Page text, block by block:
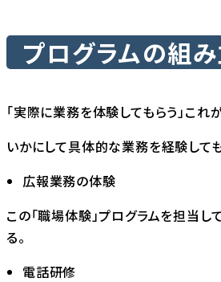
プログラムの組
「実際に業務を体験してもらう」これ
いかにして具体的な業務を経験して
広報業務の体験
この「職場体験」プログラムを担当し
る。
電話研修